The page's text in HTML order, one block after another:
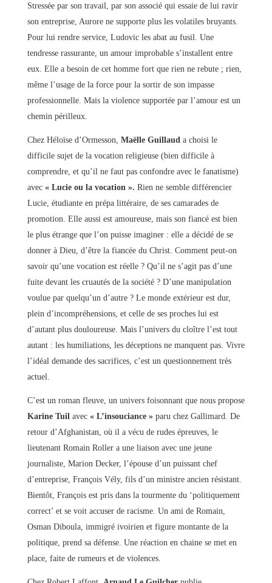
Stressée par son travail, par son associé qui essaie de lui ravir
son entreprise, Aurore ne supporte plus les volatiles bruyants.
Pour lui rendre service, Ludovic les abat au fusil. Une
tendresse rassurante, un amour improbable s’installent entre
eux. Elle a besoin de cet homme fort que rien ne rebute ; rien,
même l’usage de la force pour la sortir de son impasse
professionnelle. Mais la violence supportée par l’amour est un
chemin périlleux.
Chez Héloïse d’Ormesson, Maëlle Guillaud a choisi le
difficile sujet de la vocation religieuse (bien difficile à
comprendre, et qu’il ne faut pas confondre avec le fanatisme)
avec « Lucie ou la vocation ». Rien ne semble différencier
Lucie, étudiante en prépa littéraire, de ses camarades de
promotion. Elle aussi est amoureuse, mais son fiancé est bien
le plus étrange que l’on puisse imaginer : elle a décidé de se
donner à Dieu, d’être la fiancée du Christ. Comment peut-on
savoir qu’une vocation est réelle ? Qu’il ne s’agit pas d’une
fuite devant les cruautés de la société ? D’une manipulation
voulue par quelqu’un d’autre ? Le monde extérieur est dur,
plein d’incompréhensions, et celle de ses proches lui est
d’autant plus douloureuse. Mais l’univers du cloître l’est tout
autant : les humiliations, les déceptions ne manquent pas. Vivre
l’idéal demande des sacrifices, c’est un questionnement très
actuel.
C’est un roman fleuve, un univers foisonnant que nous propose
Karine Tuil avec « L’insouciance »paru chez Gallimard. De
retour d’Afghanistan, où il a vécu de rudes épreuves, le
lieutenant Romain Roller a une liaison avec une jeune
journaliste, Marion Decker, l’épouse d’un puissant chef
d’entreprise, François Vély, fils d’un ministre ancien résistant.
Bientôt, François est pris dans la tourmente du ‘politiquement
correct’ et se voit accuser de racisme. Un ami de Romain,
Osman Diboula, immigré ivoirien et figure montante de la
politique, prend sa défense. Une réaction en chaine se met en
place, faite de rumeurs et de violences.